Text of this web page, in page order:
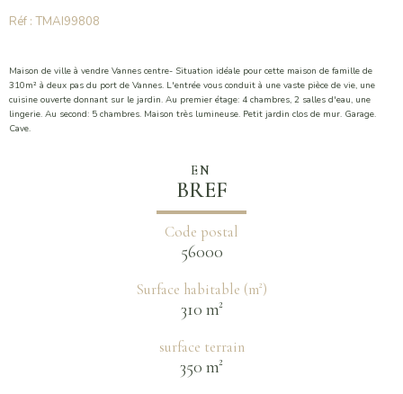
Réf : TMAI99808
Maison de ville à vendre Vannes centre- Situation idéale pour cette maison de famille de
310m² à deux pas du port de Vannes. L'entrée vous conduit à une vaste pièce de vie, une
cuisine ouverte donnant sur le jardin. Au premier étage: 4 chambres, 2 salles d'eau, une
lingerie. Au second: 5 chambres. Maison très lumineuse. Petit jardin clos de mur. Garage.
Cave.
EN
BREF
Code postal
56000
Surface habitable (m²)
310 m²
surface terrain
350 m²